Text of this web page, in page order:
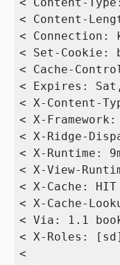
< Content-
< Connection:
< Set-Cookie:
< Cache-
< Expires: Sat,
< X-Content-
< X-
< X-Ridge-
< X-Runtime:
< X-View-
< X-Cache:
< X-Cache-
< Via: 1.1
< X-Roles: [sd]
<